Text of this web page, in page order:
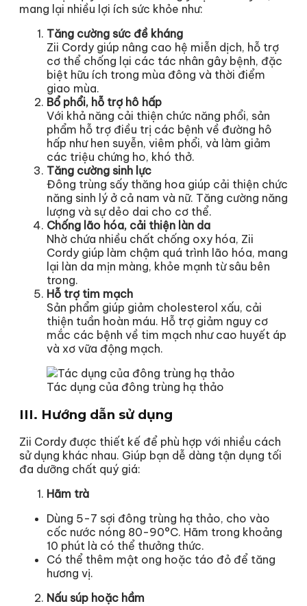
mang lại nhiều lợi ích sức khỏe như:
Tăng cường sức đề kháng
Zii Cordy giúp nâng cao hệ miễn dịch, hỗ trợ
cơ thể chống lại các tác nhân gây bệnh, đặc
biệt hữu ích trong mùa đông và thời điểm
giao mùa.
Bổ phổi, hỗ trợ hô hấp
Với khả năng cải thiện chức năng phổi, sản
phẩm hỗ trợ điều trị các bệnh về đường hô
hấp như hen suyễn, viêm phổi, và làm giảm
các triệu chứng ho, khó thở.
Tăng cường sinh lực
Đông trùng sấy thăng hoa giúp cải thiện chức
năng sinh lý ở cả nam và nữ. Tăng cường năng
lượng và sự dẻo dai cho cơ thể.
Chống lão hóa, cải thiện làn da
Nhờ chứa nhiều chất chống oxy hóa, Zii
Cordy giúp làm chậm quá trình lão hóa, mang
lại làn da mịn màng, khỏe mạnh từ sâu bên
trong.
Hỗ trợ tim mạch
Sản phẩm giúp giảm cholesterol xấu, cải
thiện tuần hoàn máu. Hỗ trợ giảm nguy cơ
mắc các bệnh về tim mạch như cao huyết áp
và xơ vữa động mạch.
Tác dụng của đông trùng hạ thảo
III. Hướng dẫn sử dụng
Zii Cordy được thiết kế để phù hợp với nhiều cách
sử dụng khác nhau. Giúp bạn dễ dàng tận dụng tối
đa dưỡng chất quý giá:
Hãm trà
Dùng 5-7 sợi đông trùng hạ thảo, cho vào
cốc nước nóng 80-90°C. Hãm trong khoảng
10 phút là có thể thưởng thức.
Có thể thêm mật ong hoặc táo đỏ để tăng
hương vị.
Nấu súp hoặc hầm